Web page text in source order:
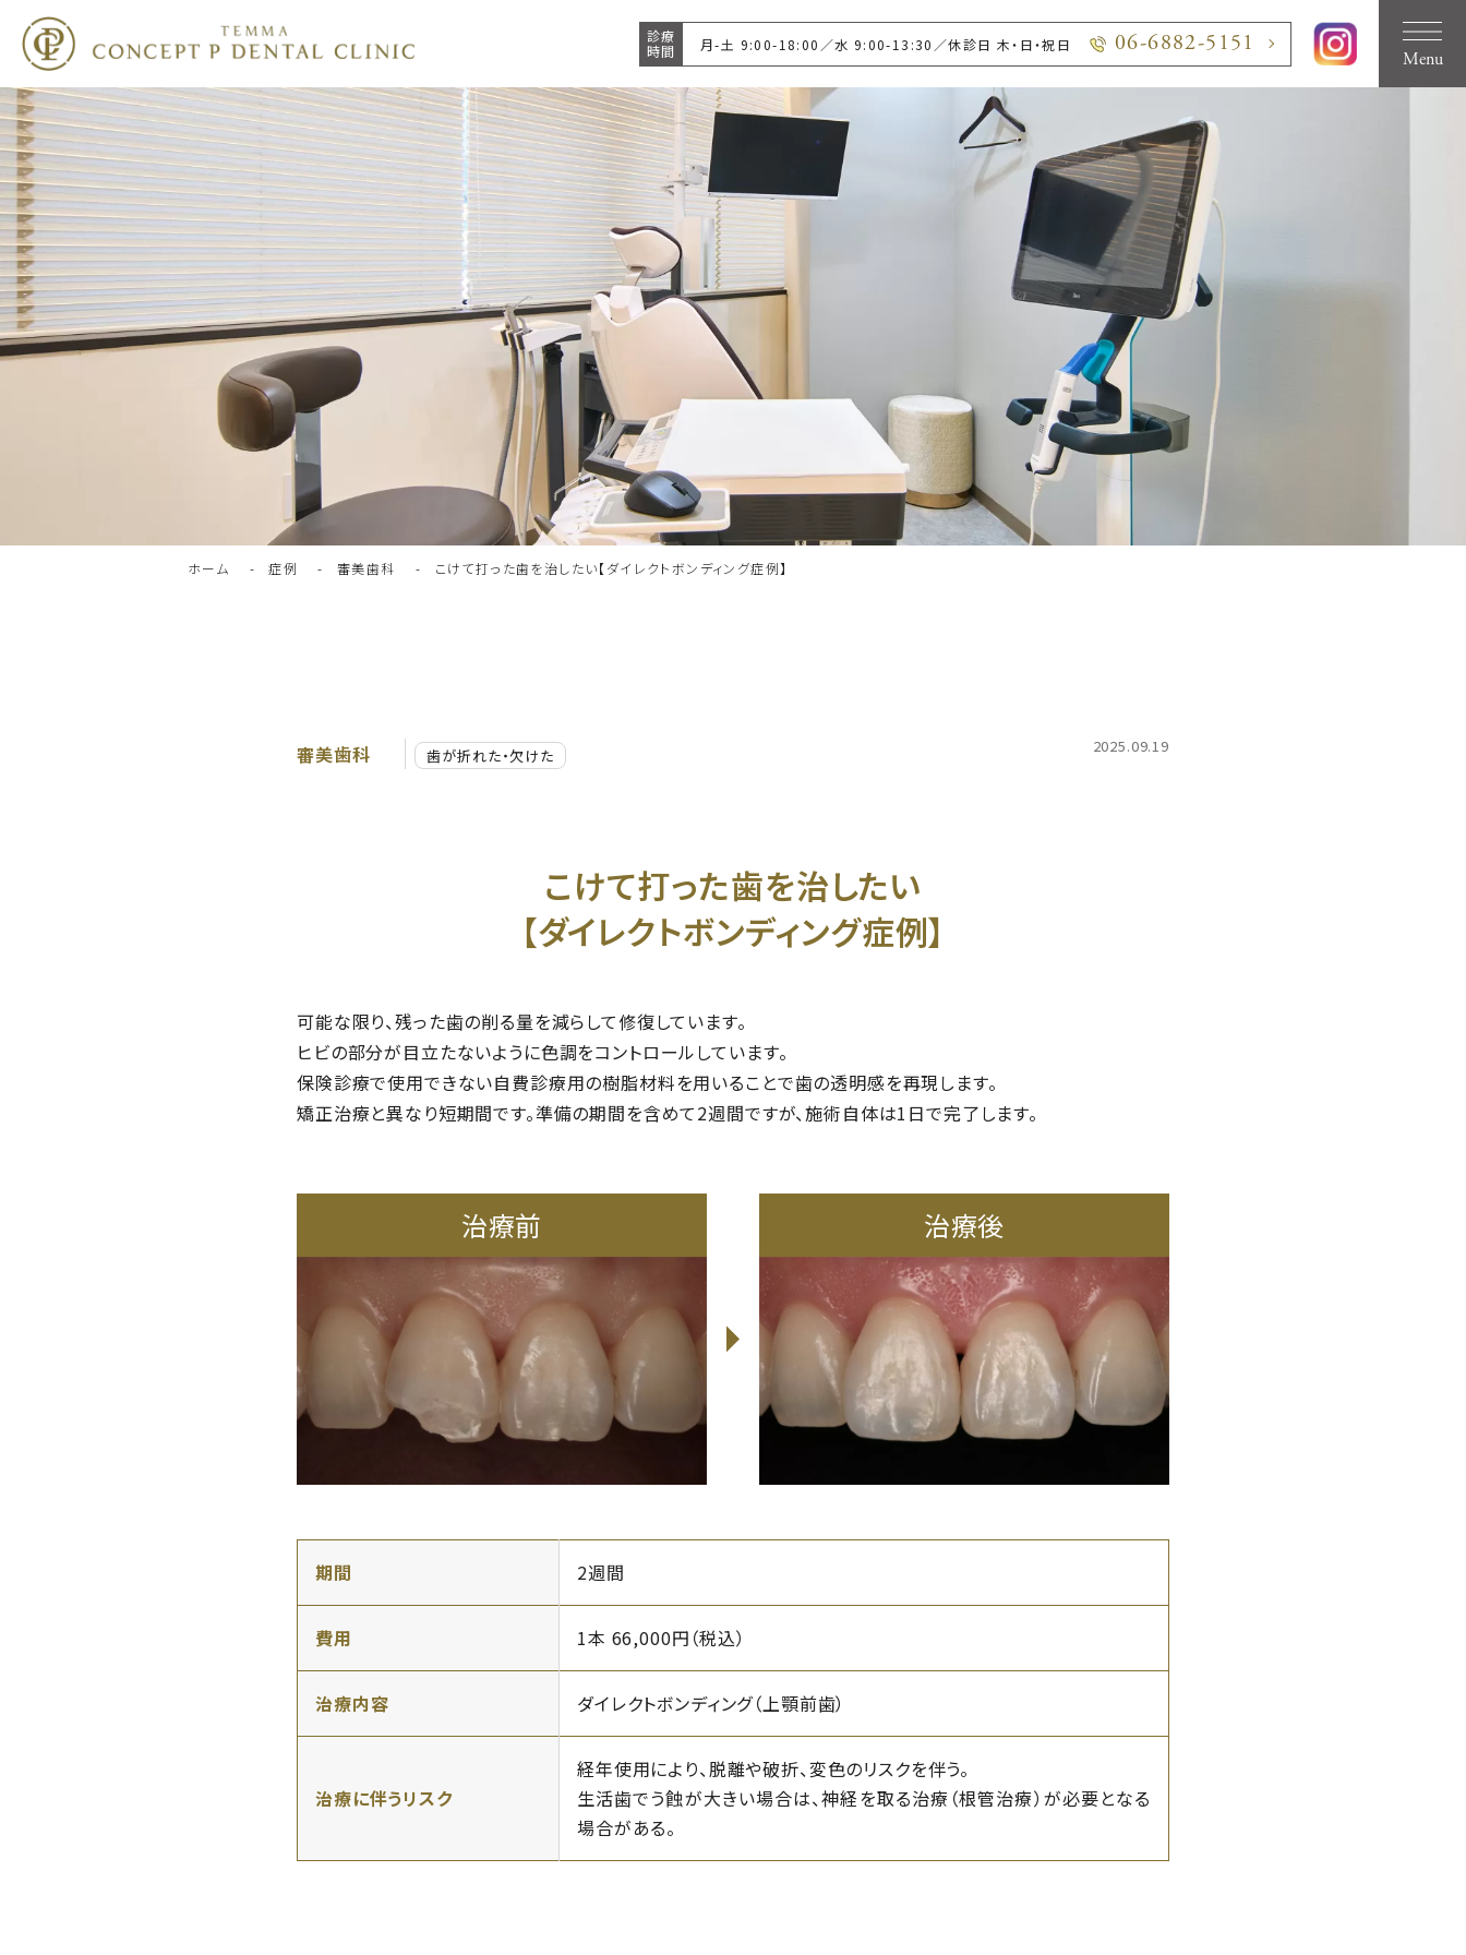
診療
時間
⽉-⼟ 9:00-18:00／⽔ 9:00-13:30／休診⽇ ⽊・⽇・祝⽇ 06-6882-5151
ホーム 症例 審美歯科 こけて打った歯を治したい【ダイレクトボンディング症例】
審美歯科 歯が折れた・欠けた 2025.09.19
こけて打った歯を治したい
【ダイレクトボンディング症例】
可能な限り、残った歯の削る量を減らして修復しています。
ヒビの部分が目立たないように色調をコントロールしています。
保険診療で使用できない自費診療用の樹脂材料を用いることで歯の透明感を再現します。
矯正治療と異なり短期間です。準備の期間を含めて2週間ですが、施術自体は1日で完了します。
治療前 治療後
期間 2週間
費用 1本 66,000円（税込）
治療内容 ダイレクトボンディング（上顎前歯）
治療に伴うリスク
経年使用により、脱離や破折、変色のリスクを伴う。
生活歯でう蝕が大きい場合は、神経を取る治療（根管治療）が必要となる
場合がある。
Menu